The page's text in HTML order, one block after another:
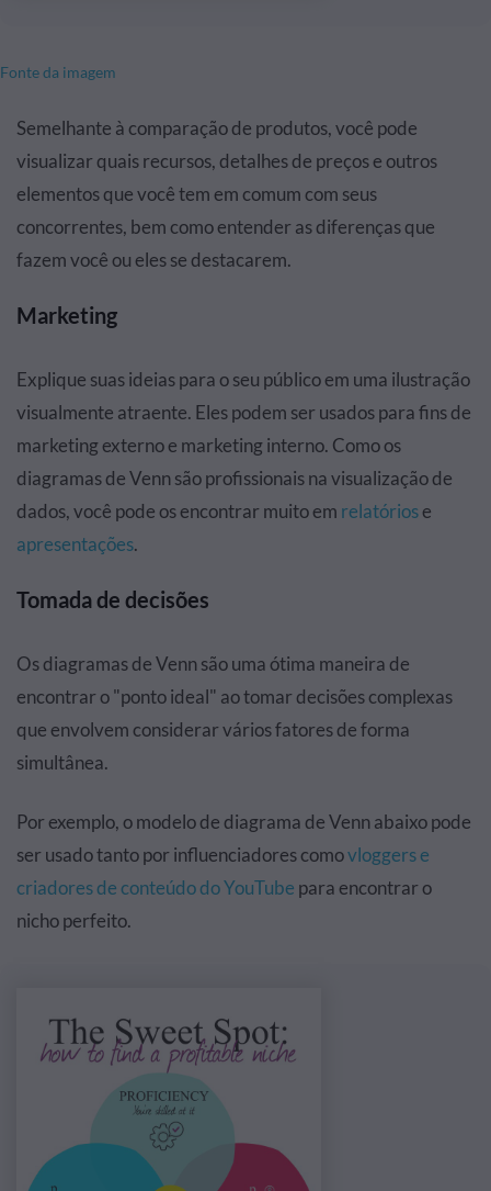
Fonte da imagem
Semelhante à comparação de produtos, você pode
visualizar quais recursos, detalhes de preços e outros
elementos que você tem em comum com seus
concorrentes, bem como entender as diferenças que
fazem você ou eles se destacarem.
Marketing
Explique suas ideias para o seu público em uma ilustração
visualmente atraente. Eles podem ser usados para fins de
marketing externo e marketing interno. Como os
diagramas de Venn são profissionais na visualização de
dados, você pode os encontrar muito em relatóriose
apresentações.
Tomada de decisões
Os diagramas de Venn são uma ótima maneira de
encontrar o "ponto ideal" ao tomar decisões complexas
que envolvem considerar vários fatores de forma
simultânea.
Por exemplo, o modelo de diagrama de Venn abaixo pode
ser usado tanto por influenciadores comovloggers e
criadores de conteúdo do YouTube para encontrar o
nicho perfeito.